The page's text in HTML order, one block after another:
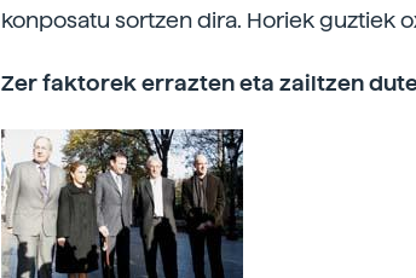
konposatu sortzen dira. Horiek guztiek
Zer faktorek errazten eta zailtzen